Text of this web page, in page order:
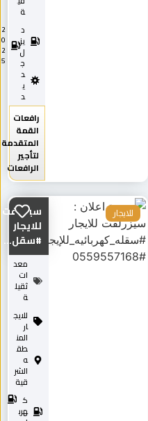
يز
2
0
2
5
رافعات
القمة
المتقدمة
لتأجير
الرافعات
سيزرلفت
للايجار
#سقل...
ات
ثقيل
للايج
ار
ه
هرب
للايجار